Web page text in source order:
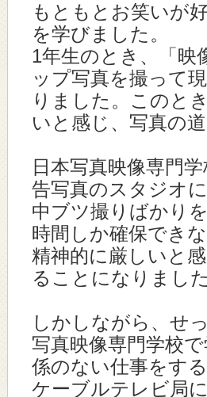
もともとお笑いが
を学びました。
1年生のとき、「映
ップ写真を撮って
りました。このと
いと感じ、写真の
日本写真映像専門
告写真のスタジオ
中ブツ撮りばかり
時間しか確保でき
精神的に厳しいと
ることになりました
しかしながら、せ
写真映像専門学校
係のない仕事をす
ケーブルテレビ局